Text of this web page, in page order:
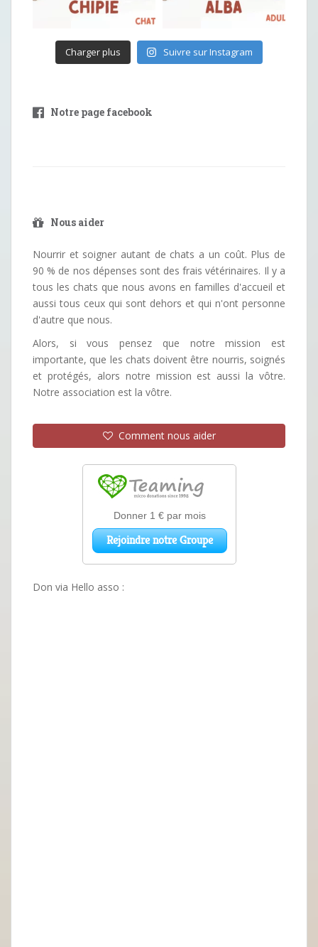
Charger plus Suivre sur Instagram
Notre page facebook
Nous aider
Nourrir et soigner autant de chats a un coût. Plus de
90 % de nos dépenses sont des frais vétérinaires. Il y a
tous les chats que nous avons en familles d'accueil et
aussi tous ceux qui sont dehors et qui n'ont personne
d'autre que nous.
Alors, si vous pensez que notre mission est
importante, que les chats doivent être nourris, soignés
et protégés, alors notre mission est aussi la vôtre.
Notre association est la vôtre.
Comment nous aider
Don via Hello asso :